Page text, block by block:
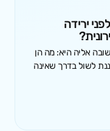
ירידה
אליה היא: מה הן
לשול בדרך שאינה